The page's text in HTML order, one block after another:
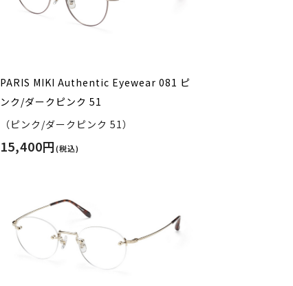
PARIS MIKI Authentic Eyewear 081 ピ
ンク/ダークピンク 51
（ピンク/ダークピンク 51）
15,400円(税込)